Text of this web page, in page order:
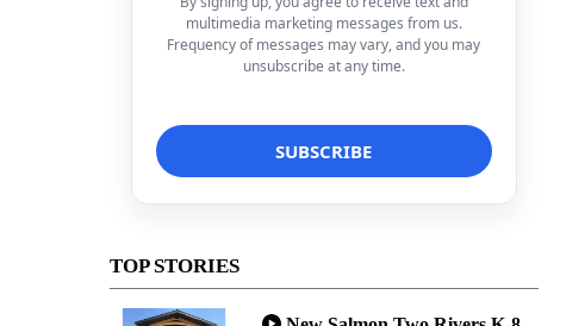
multimedia marketing messages from us.
Frequency of messages may vary, and you may
unsubscribe at any time.
TOP STORIES